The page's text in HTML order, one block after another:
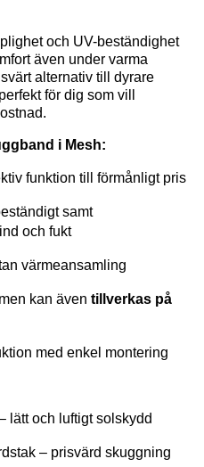
och UV-beständighet
även under varma
alternativ till dyrare
för dig som vill
i Mesh:
funktion till förmånligt pris
samt
och fukt
värmeansamling
kan även tillverkas på
med enkel montering
lätt och luftigt solskydd
– prisvärd skuggning